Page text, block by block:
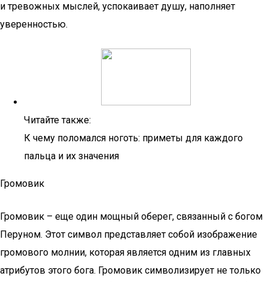
и тревожных мыслей, успокаивает душу, наполняет
уверенностью.
Читайте также:
К чему поломался ноготь: приметы для каждого
пальца и их значения
Громовик
Громовик – еще один мощный оберег, связанный с богом
Перуном. Этот символ представляет собой изображение
громового молнии, которая является одним из главных
атрибутов этого бога. Громовик символизирует не только